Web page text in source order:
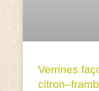
Verrines